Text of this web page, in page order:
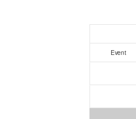
Event